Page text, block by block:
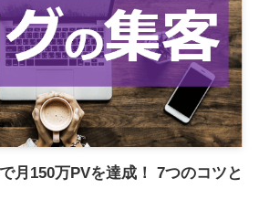
月150万PVを達成！ 7つのコツと